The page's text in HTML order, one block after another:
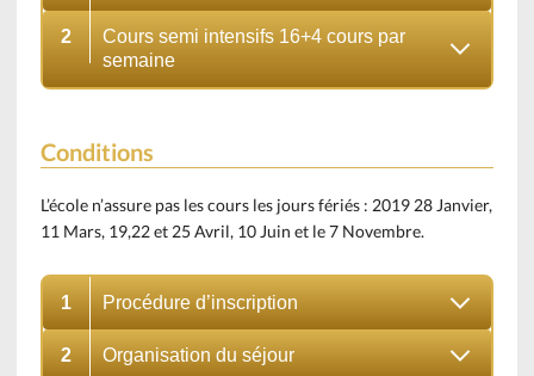
2
Cours semi intensifs 16+4 cours par
semaine
Conditions
L’école n’assure pas les cours les jours fériés : 2019 28 Janvier,
11 Mars, 19,22 et 25 Avril, 10 Juin et le 7 Novembre.
1 Procédure d’inscription
2 Organisation du séjour